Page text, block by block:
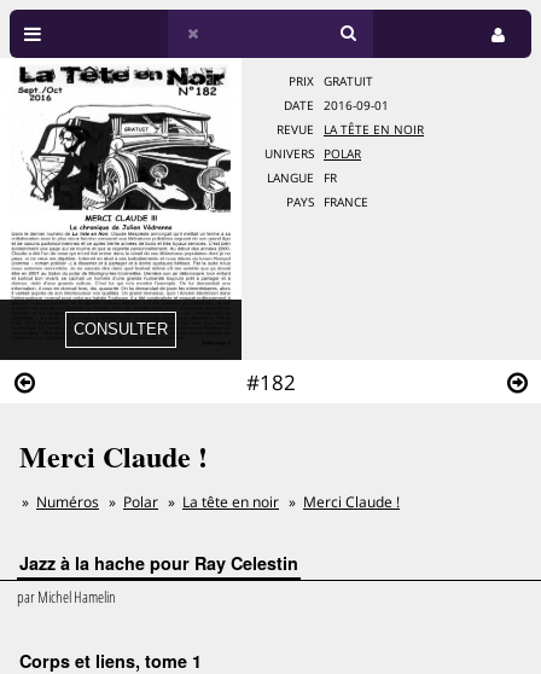
#182
PRIX
GRATUIT
DATE
2016-09-01
REVUE
LA TÊTE EN NOIR
UNIVERS
POLAR
LANGUE
FR
PAYS
FRANCE
Merci Claude !
Numéros Polar La tête en noir Merci Claude !
Jazz à la hache pour Ray Celestin
parMichel Hamelin
Corps et liens, tome 1